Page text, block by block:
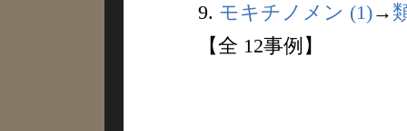
9. モキチノメン (1)→
【全 12事例】